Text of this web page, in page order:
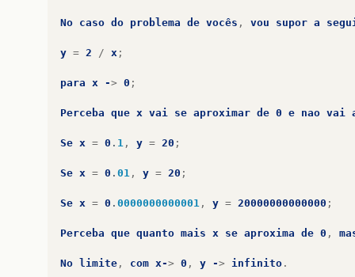
No caso do problema de vocês , vou supor a
y = 2 / x ;
para x -> 0 ;
Perceba que x vai se aproximar de 0 e nao vai
Se x = 0 . 1 , y = 20 ;
Se x = 0 . 01 , y = 20 ;
Se x = 0 . 0000000000001 , y = 20000000000000 ;
Perceba que quanto mais x se aproxima de 0 ,
No limite , com x-> 0 , y -> infinito .